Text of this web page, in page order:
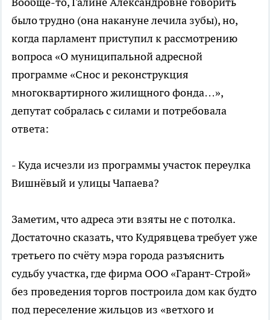
было трудно (она накануне лечила зубы), но,
когда парламент приступил к рассмотрению
вопроса «О муниципальной адресной
программе «Снос и реконструкция
многоквартирного жилищного фонда…»,
депутат собралась с силами и потребовала
ответа:
- Куда исчезли из программы участок переулка
Вишнёвый и улицы Чапаева?
Заметим, что адреса эти взяты не с потолка.
Достаточно сказать, что Кудрявцева требует уже
третьего по счёту мэра города разъяснить
судьбу участка, где фирма ООО «Гарант-Строй»
без проведения торгов построила дом как будто
под переселение жильцов из «ветхого и